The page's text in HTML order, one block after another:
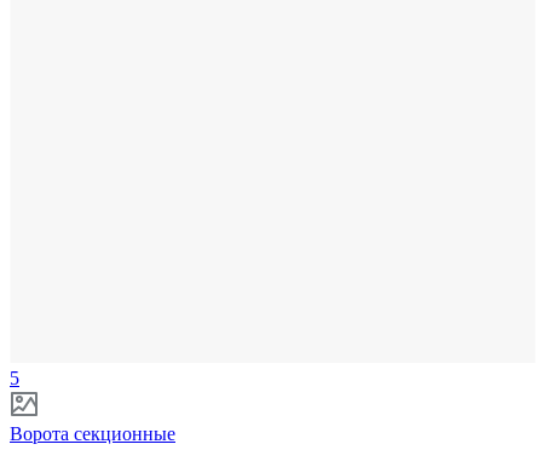
5
Ворота секционные